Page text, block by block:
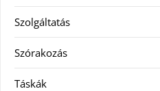
Szolgáltatás
Szórakozás
Táskák